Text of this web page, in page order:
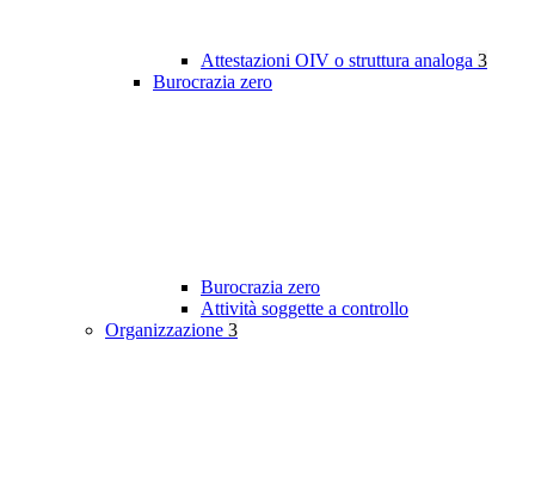
Attestazioni OIV o struttura analoga 3
Burocrazia zero
Burocrazia zero
Attività soggette a controllo
Organizzazione 3